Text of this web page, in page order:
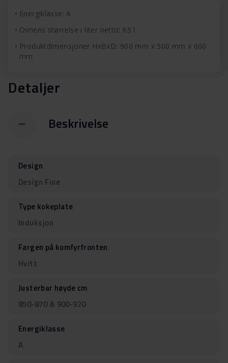
Energiklasse: A
Ovnens størrelse i liter netto: 65 l
Produktdimensjoner HxBxD: 900 mm x 500 mm x 600
mm
Detaljer
Beskrivelse
Design
Design Fine
Type kokeplate
Induksjon
Fargen på komfyrfronten
Hvitt
Justerbar høyde cm
850-870 & 900-920
Energiklasse
A